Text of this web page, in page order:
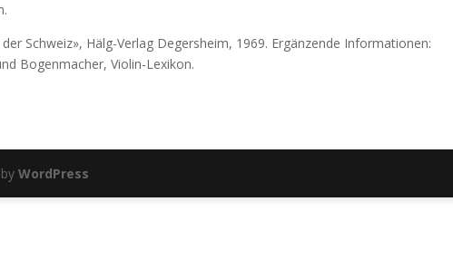
Schweiz», Hälg-Verlag Degersheim, 1969. Ergänzende Informationen:
Bogenmacher, Violin-Lexikon.
WordPress